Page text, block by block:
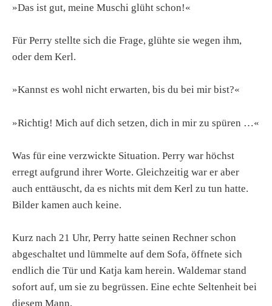
»Das ist gut, meine Muschi glüht schon!«
Für Perry stellte sich die Frage, glühte sie wegen ihm,
oder dem Kerl.
»Kannst es wohl nicht erwarten, bis du bei mir bist?«
»Richtig! Mich auf dich setzen, dich in mir zu spüren …«
Was für eine verzwickte Situation. Perry war höchst
erregt aufgrund ihrer Worte. Gleichzeitig war er aber
auch enttäuscht, da es nichts mit dem Kerl zu tun hatte.
Bilder kamen auch keine.
Kurz nach 21 Uhr, Perry hatte seinen Rechner schon
abgeschaltet und lümmelte auf dem Sofa, öffnete sich
endlich die Tür und Katja kam herein. Waldemar stand
sofort auf, um sie zu begrüssen. Eine echte Seltenheit bei
diesem Mann.